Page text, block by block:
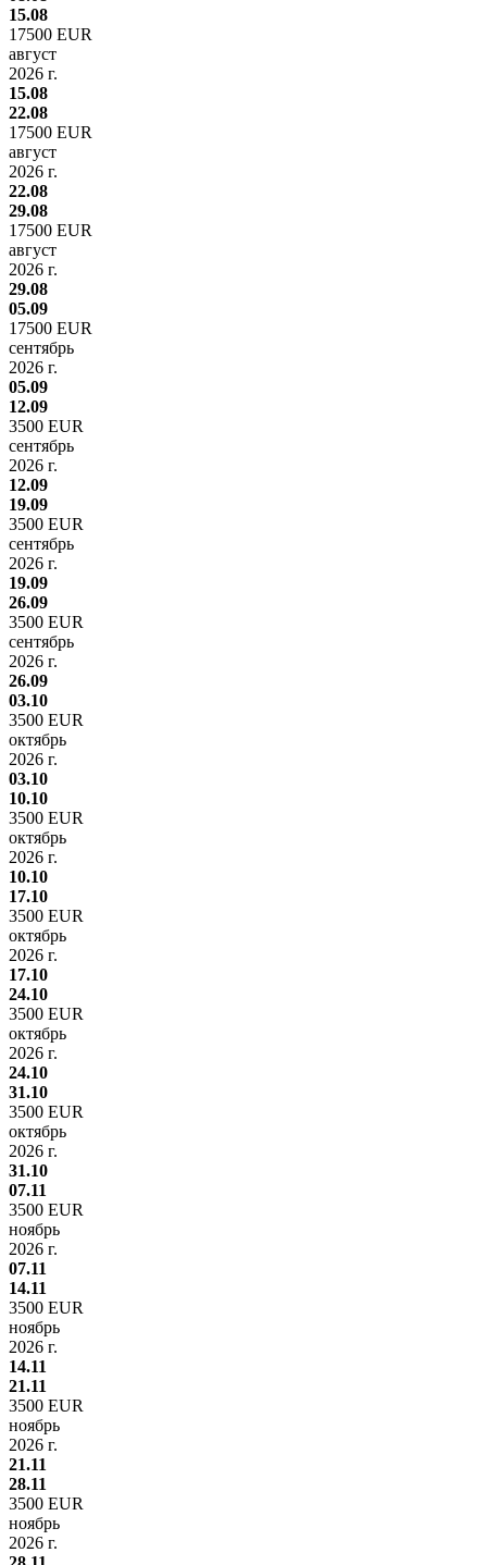
15.08
17500 EUR
август
2026 г.
15.08
22.08
17500 EUR
август
2026 г.
22.08
29.08
17500 EUR
август
2026 г.
29.08
05.09
17500 EUR
сентябрь
2026 г.
05.09
12.09
3500 EUR
сентябрь
2026 г.
12.09
19.09
3500 EUR
сентябрь
2026 г.
19.09
26.09
3500 EUR
сентябрь
2026 г.
26.09
03.10
3500 EUR
октябрь
2026 г.
03.10
10.10
3500 EUR
октябрь
2026 г.
10.10
17.10
3500 EUR
октябрь
2026 г.
17.10
24.10
3500 EUR
октябрь
2026 г.
24.10
31.10
3500 EUR
октябрь
2026 г.
31.10
07.11
3500 EUR
ноябрь
2026 г.
07.11
14.11
3500 EUR
ноябрь
2026 г.
14.11
21.11
3500 EUR
ноябрь
2026 г.
21.11
28.11
3500 EUR
ноябрь
2026 г.